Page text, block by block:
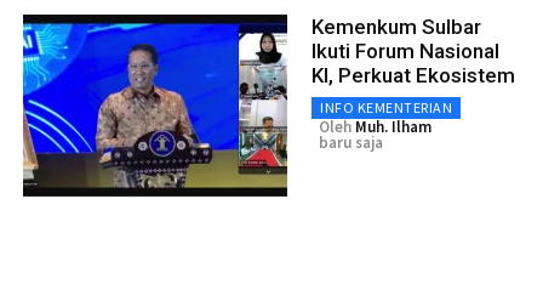
Kemenkum Sulbar
Ikuti Forum Nasional
KI, Perkuat Ekosistem
INFO KEMENTERIAN
Oleh Muh. Ilham
baru saja